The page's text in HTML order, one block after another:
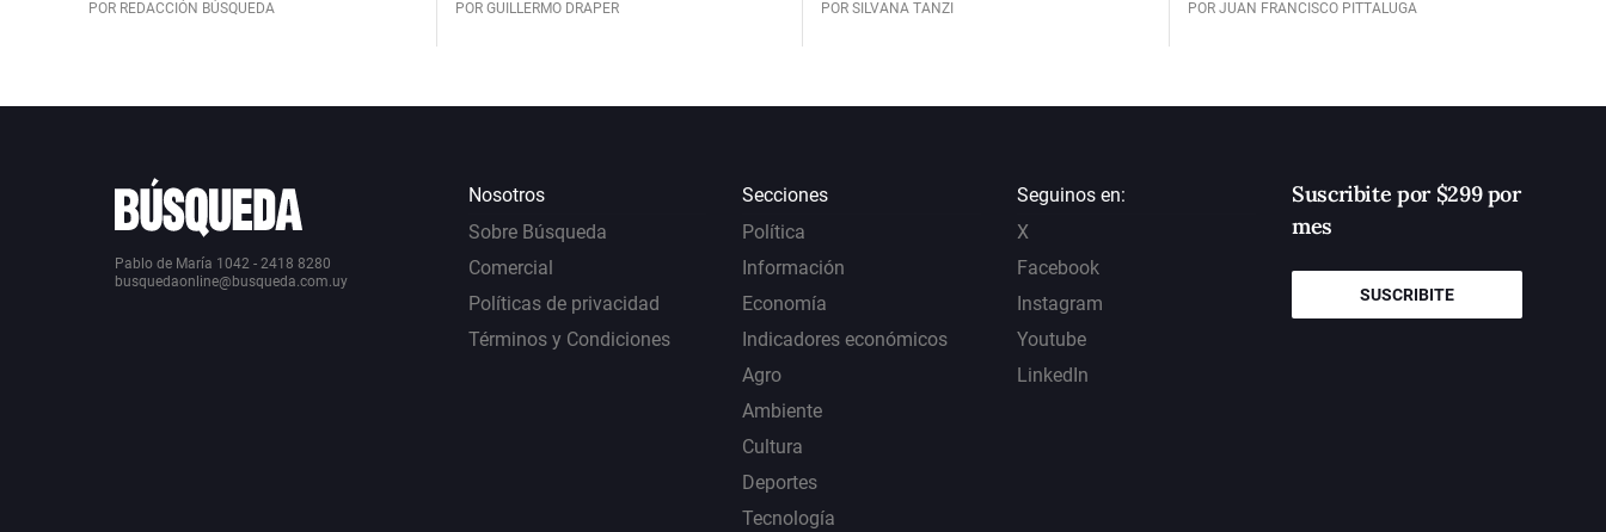
POR REDACCIÓN BÚSQUEDA POR GUILLERMO DRAPER POR SILVANA TANZI POR JUAN FRANCISCO PITTALUGA
Pablo de María 1042 - 2418 8280
busquedaonline@busqueda.com.uy
Nosotros
Sobre Búsqueda
Comercial
Políticas de privacidad
Términos y Condiciones
Secciones
Política
Información
Economía
Indicadores económicos
Agro
Ambiente
Cultura
Deportes
Tecnología
Seguinos en:
X
Facebook
Instagram
Youtube
LinkedIn
Suscribite por $299 por
mes
SUSCRIBITE